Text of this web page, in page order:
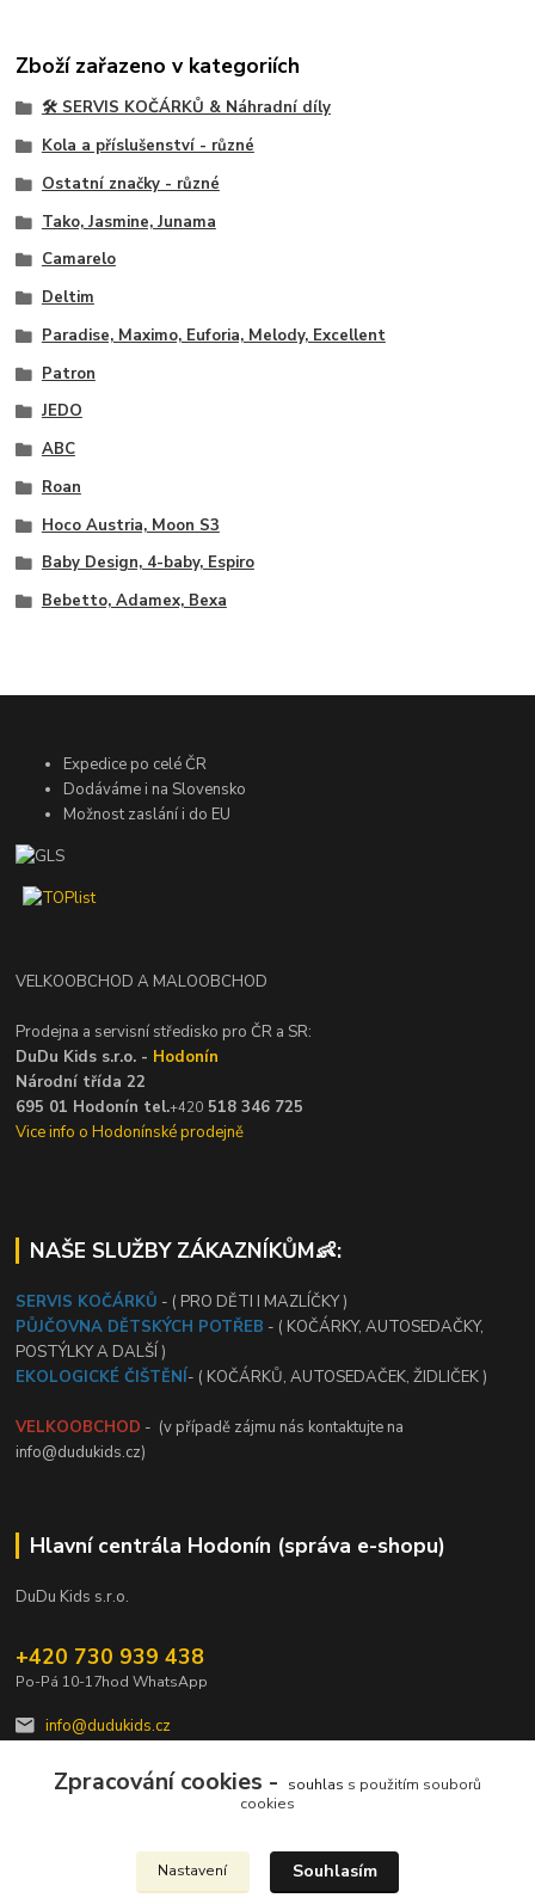
Zboží zařazeno v kategoriích
🛠️ SERVIS KOČÁRKŮ & Náhradní díly
Kola a příslušenství - různé
Ostatní značky - různé
Tako, Jasmine, Junama
Camarelo
Deltim
Paradise, Maximo, Euforia, Melody, Excellent
Patron
JEDO
ABC
Roan
Hoco Austria, Moon S3
Baby Design, 4-baby, Espiro
Bebetto, Adamex, Bexa
Expedice po celé ČR
Dodáváme i na Slovensko
Možnost zaslání i do EU
VELKOOBCHOD A MALOOBCHOD
Prodejna a servisní středisko pro ČR a SR:
DuDu Kids s.r.o. - Hodonín
Národní třída 22
695 01 Hodonín tel.+420 518 346 725
Vice info o Hodonínské prodejně
NAŠE SLUŽBY ZÁKAZNÍKŮM👶:
SERVIS KOČÁRKŮ - ( PRO DĚTI I MAZLÍČKY )
PŮJČOVNA DĚTSKÝCH POTŘEB - ( KOČÁRKY, AUTOSEDAČKY,
POSTÝLKY A DALŠÍ )
EKOLOGICKÉ ČIŠTĚNÍ- ( KOČÁRKŮ, AUTOSEDAČEK, ŽIDLIČEK )
VELKOOBCHOD - (v případě zájmu nás kontaktujte na
info@dudukids.cz)
Hlavní centrála Hodonín (správa e-shopu)
DuDu Kids s.r.o.
+420 730 939 438
Po-Pá 10-17hod WhatsApp
info@dudukids.cz
Upravit sběr cookies.
Zpracování cookies - souhlas s použitím souborů
cookies
Nastavení Souhlasím